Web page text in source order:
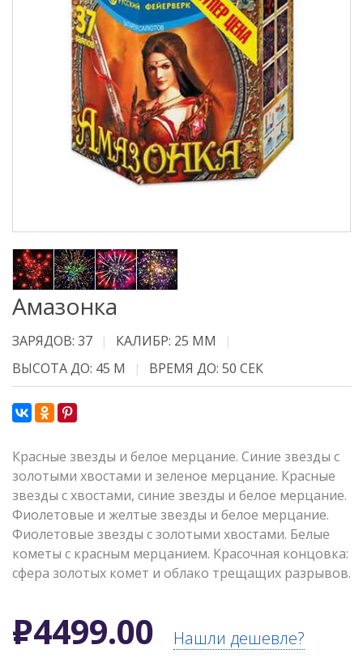
Амазонка
ЗАРЯДОВ: 37
КАЛИБР: 25 ММ
ВЫСОТА ДО: 45 М
ВРЕМЯ ДО: 50 СЕК
Красные звезды и белое мерцание. Синие звезды с
золотыми хвостами и зеленое мерцание. Красные
звезды с хвостами, синие звезды и белое мерцание.
Фиолетовые и желтые звезды и белое мерцание.
Фиолетовые звезды с золотыми хвостами. Белые
кометы с красным мерцанием. Красочная концовка:
сфера золотых комет и облако трещащих разрывов.
Р4499.00 Нашли дешевле?